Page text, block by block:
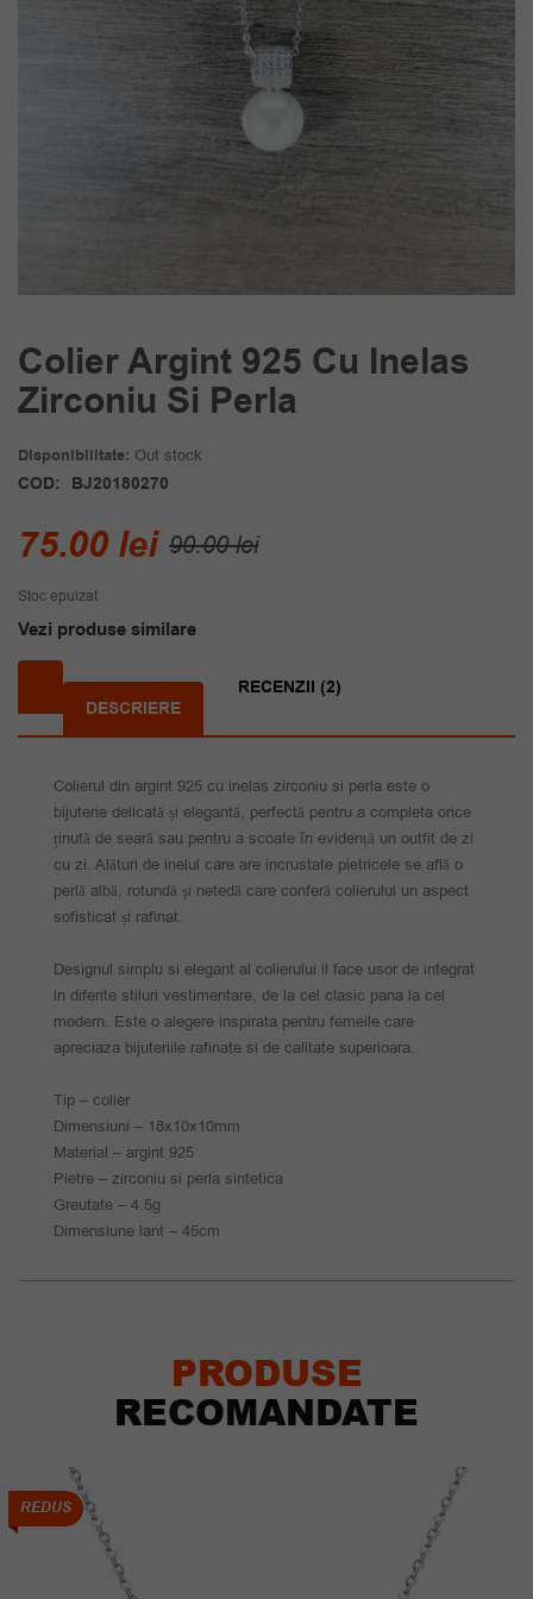
Colier Argint 925 Cu Inelas
Zirconiu Si Perla
Disponibilitate: Out stock
COD: BJ20180270
90.00leiPrețul
90.00 lei.
75.00 lei
Prețul
Stoc epuizat
Vezi produse similare
DESCRIERE
RECENZII (2)
Colierul din argint 925 cu inelas zirconiu si perla este o
bijuterie delicată și elegantă, perfectă pentru a completa orice
ținută de seară sau pentru a scoate în evidență un outfit de zi
cu zi. Alături de inelul care are incrustate pietricele se află o
perlă albă, rotundă și netedă care conferă colierului un aspect
sofisticat și rafinat.
Designul simplu si elegant al colierului il face usor de integrat
in diferite stiluri vestimentare, de la cel clasic pana la cel
modern. Este o alegere inspirata pentru femeile care
apreciaza bijuteriile rafinate si de calitate superioara.
Tip – colier
Dimensiuni – 18x10x10mm
Material – argint 925
Pietre – zirconiu si perla sintetica
Greutate – 4.5g
Dimensiune lant – 45cm
PRODUSE
RECOMANDATE
REDUS